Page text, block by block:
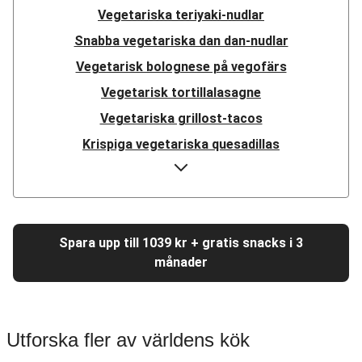
Vegetariska teriyaki-nudlar
Snabba vegetariska dan dan-nudlar
Vegetarisk bolognese på vegofärs
Vegetarisk tortillalasagne
Vegetariska grillost-tacos
Krispiga vegetariska quesadillas
Vegetariska fajitas på ostronskivling
Vegetarisk linsbowl
Vegetarisk pulled beans-teriyaki
Vegetarisk medelhavsgryta
Vegetarisk moussaka på vegofärs
Spara upp till 1039 kr + gratis snacks i 3
månader
Utforska fler av världens kök